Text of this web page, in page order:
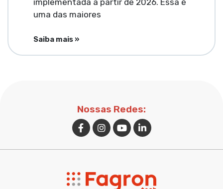
implementada a partir de 2026. Essa é
uma das maiores
Saiba mais »
Nossas Redes: